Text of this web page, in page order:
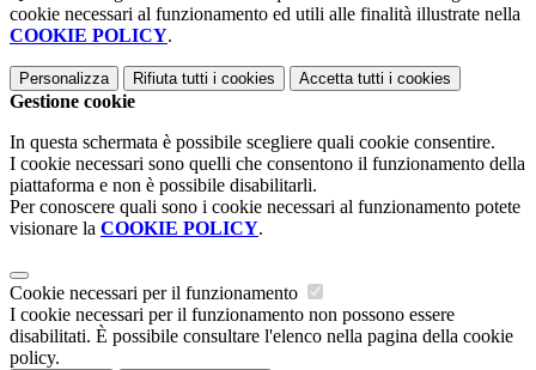
cookie necessari al funzionamento ed utili alle finalità illustrate nella
COOKIE POLICY.
Personalizza Rifiuta tutti i cookies Accetta tutti i cookies
Gestione cookie
In questa schermata è possibile scegliere quali cookie consentire.
I cookie necessari sono quelli che consentono il funzionamento della
piattaforma e non è possibile disabilitarli.
Per conoscere quali sono i cookie necessari al funzionamento potete
visionare la COOKIE POLICY.
Cookie necessari per il funzionamento
I cookie necessari per il funzionamento non possono essere
disabilitati. È possibile consultare l'elenco nella pagina della cookie
policy.